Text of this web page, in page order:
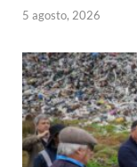
5 agosto, 2026